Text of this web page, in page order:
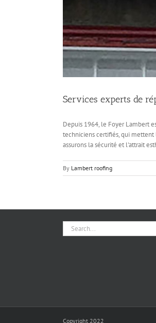
Services experts de
Depuis 1964, le Foyer Lambert
techniciens certifiés, qui
assurons la sécurité et l'attrait
By Lambert roofing
Search
for:
Copyright 2022